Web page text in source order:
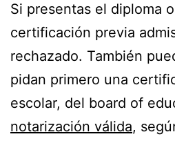
Si presentas el diploma
certificación previa
rechazado. También
pidan primero una
escolar, del board of
notarización válida,